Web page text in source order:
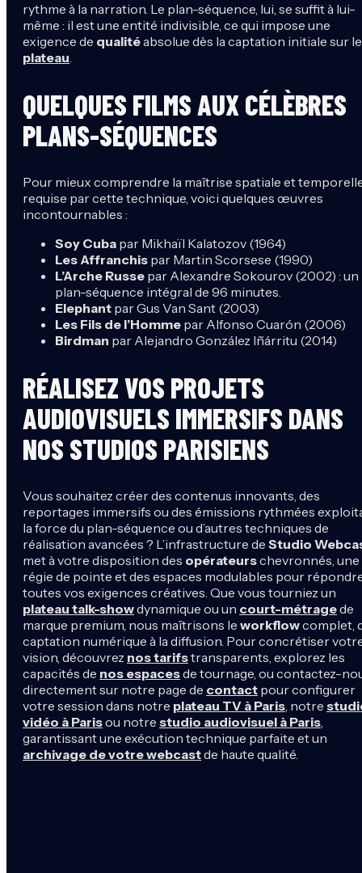
rythme à la narration. Le plan-séquence, lui, se suffit à lui-
même : il est une entité indivisible, ce qui impose une
exigence de qualitéabsolue dès la captation initiale sur le
plateau
QUELQUES FILMS AUX CÉLÈBRES
PLANS-SÉQUENCES
Pour mieux comprendre la maîtrise spatiale et
requise par cette technique, voici quelques œuvres
incontournables :
Soy Cuba par Mikhaïl Kalatozov (1964)
Les Affranchis par Martin Scorsese (1990)
L’Arche Russe par Alexandre Sokourov (2002) : un
plan-séquence intégral de 96 minutes.
Elephant par Gus Van Sant (2003)
Les Fils de l’Homme par Alfonso Cuarón (2006)
Birdman par Alejandro González Iñárritu (2014)
RÉALISEZ VOS PROJETS
AUDIOVISUELS IMMERSIFS DANS
NOS STUDIOS PARISIENS
Vous souhaitez créer des contenus innovants, des
reportages immersifs ou des émissions rythmées
la force du plan-séquence ou d’autres techniques de
réalisation avancées ? L’infrastructure de Studio
met à votre disposition des opérateurschevronnés, une
régie de pointe et des espaces modulables pour
toutes vos exigences créatives. Que vous tourniez un
plateau talk-showdynamique ou un court-métragede
marque premium, nous maîtrisons le workflowcomplet,
captation numérique à la diffusion. Pour concrétiser
vision, découvrez nos tarifstransparents, explorez les
capacités de nos espacesde tournage, ou contactez-
directement sur notre page de contact pour configurer
votre session dans notre plateau TV à Paris, notre
vidéo à Parisou notre studio audiovisuel à Paris,
garantissant une exécution technique parfaite et un
archivage de votre webcastde haute qualité.